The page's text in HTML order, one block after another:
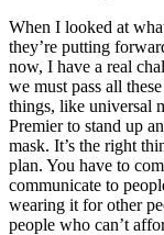
When I looked at
they’re putting
now, I have a real
we must pass all
things, like universal
Premier to stand up
mask. It’s the right
plan. You have to
communicate to
wearing it for other
people who can’t